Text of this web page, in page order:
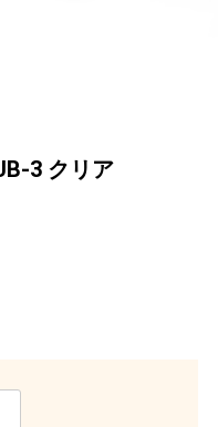
3 クリア